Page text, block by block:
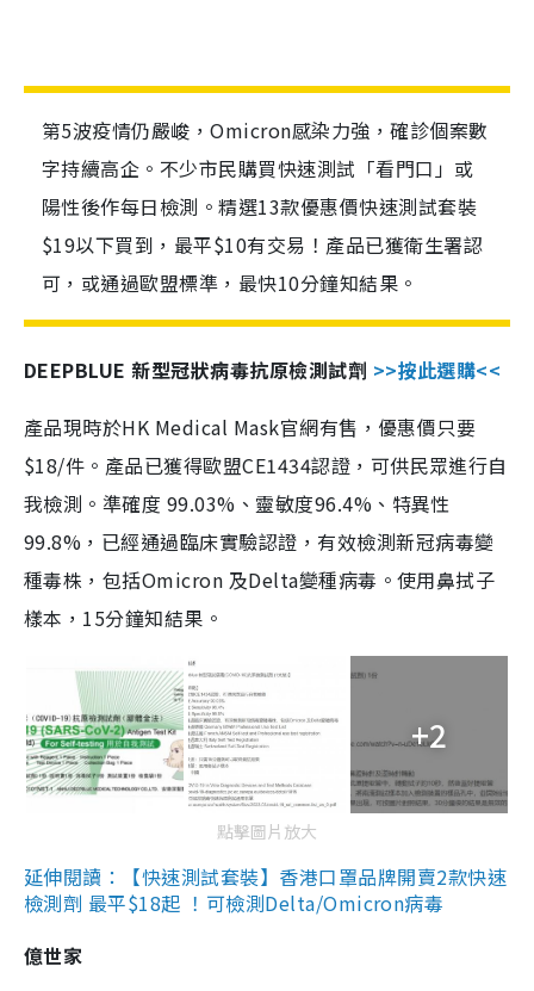
第5波疫情仍嚴峻，Omicron感染力強，確診個案數
字持續高企。不少市民購買快速測試「看門口」或
陽性後作每日檢測。精選13款優惠價快速測試套裝
$19以下買到，最平$10有交易！產品已獲衛生署認
可，或通過歐盟標準，最快10分鐘知結果。
DEEPBLUE 新型冠狀病毒抗原檢測試劑 >>按此選購<<
產品現時於HK Medical Mask官網有售，優惠價只要
$18/件。產品已獲得歐盟CE1434認證，可供民眾進行自
我檢測。準確度 99.03%、靈敏度96.4%、特異性
99.8%，已經通過臨床實驗認證，有效檢測新冠病毒變
種毒株，包括Omicron 及Delta變種病毒。使用鼻拭子
樣本，15分鐘知結果。
+2
點擊圖片放大
延伸閱讀：【快速測試套裝】香港口罩品牌開賣2款快速
檢測劑 最平$18起 ！可檢測Delta/Omicron病毒
億世家